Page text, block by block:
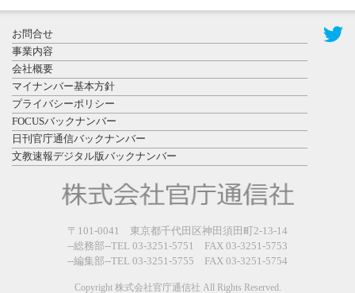
登録有形文
化財となっ
た東北大植
物園八...
日更新
県警等と大
規模災害時
お問合せ
事業内容
会社概要
マイナンバー基本方針
プライバシーポリシー
FOCUSバックナンバー
日刊官庁通信バックナンバー
文教速報デジタル版バックナンバー
〒101-0041 東京都千代田区神田須田町2-13-14
--総務部--TEL 03-3251-5751 FAX 03-3251-5753
--編集部--TEL 03-3251-5755 FAX 03-3251-5754
Copyright 株式会社官庁通信社 All Rights Reserved.